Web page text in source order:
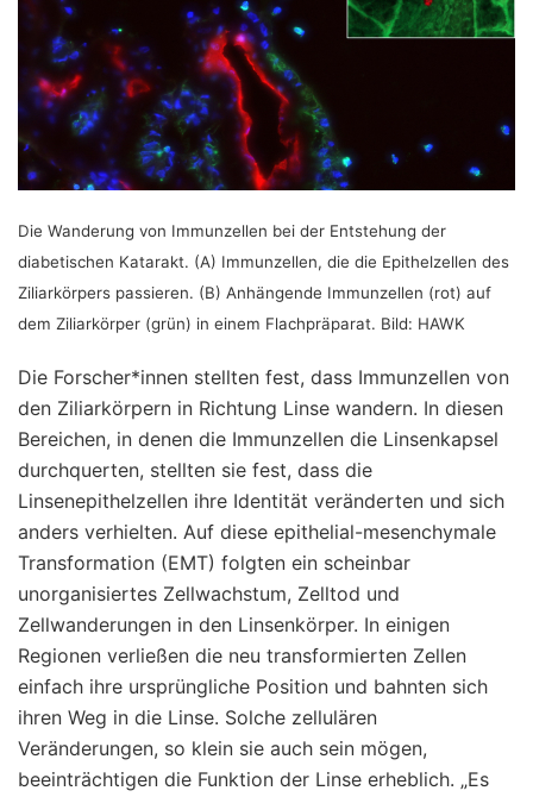
Die Wanderung von Immunzellen bei der Entstehung der
diabetischen Katarakt. (A) Immunzellen, die die Epithelzellen des
Ziliarkörpers passieren. (B) Anhängende Immunzellen (rot) auf
dem Ziliarkörper (grün) in einem Flachpräparat. Bild: HAWK
Die Forscher*innen stellten fest, dass Immunzellen von
den Ziliarkörpern in Richtung Linse wandern. In diesen
Bereichen, in denen die Immunzellen die Linsenkapsel
durchquerten, stellten sie fest, dass die
Linsenepithelzellen ihre Identität veränderten und sich
anders verhielten. Auf diese epithelial-mesenchymale
Transformation (EMT) folgten ein scheinbar
unorganisiertes Zellwachstum, Zelltod und
Zellwanderungen in den Linsenkörper. In einigen
Regionen verließen die neu transformierten Zellen
einfach ihre ursprüngliche Position und bahnten sich
ihren Weg in die Linse. Solche zellulären
Veränderungen, so klein sie auch sein mögen,
beeinträchtigen die Funktion der Linse erheblich. „Es